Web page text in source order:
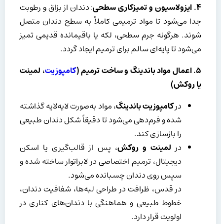
۴.ایزولاسیون و تمیزکاری سطحی: دندان از بزاق و رطوبت
جدا می‌شود تا مواد ترمیمی کاملاً به سطح دندان متصل
شوند. هرگونه جرم سطحی، لکه یا باقیمانده قدیمی تمیز
می‌شود تا پایه‌ای سالم برای ترمیم ایجاد گردد.
۵.اعمال مواد باندینگ و ساخت ترمیم (کامپوزیت، لمینت
یا روکش)
درکامپوزیت باندینگ، مواد به‌صورت لایه‌لایه گذاشته
شده و فرم‌دهی می‌شود تا دقیقاً شکل دندان طبیعی
را بازسازی کند.
در لمینت و روکش، پس از قالب‌گیری یا اسکن
دیجیتال، ترمیم اختصاصی در لابراتوار ساخته شده و
سپس روی دندان چسبانده می‌شود.
در قدس، ظرافت در طراحی لبه‌ها، شفافیت دندان،
خطوط طبیعی و هماهنگی با دندان‌های کناری در
اولویت قرار دارد.